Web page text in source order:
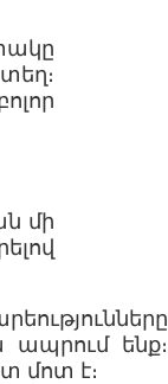
մի
ապրում ենք։
մոտ է։